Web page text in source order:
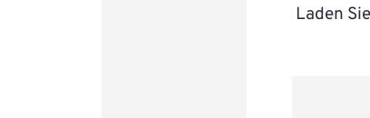
Laden